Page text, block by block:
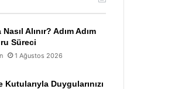
Nasıl Alınır? Adım Adım
Süreci
1 Ağustos 2026
Kutularıyla Duygularınızı